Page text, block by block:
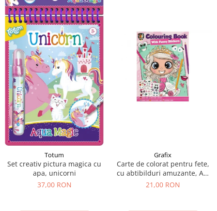
Totum
Set creativ pictura magica cu
apa, unicorni
37,00 RON
Grafix
Carte de colorat pentru fete,
cu abtibilduri amuzante, A4,
24 pagini
21,00 RON